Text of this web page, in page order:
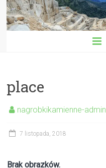
place
nagrobkikamienne-admin
7 listopada, 2018
Brak obrazków.